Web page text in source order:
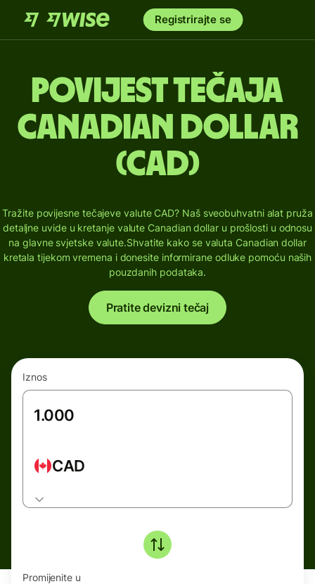
Registrirajte se
Povijest tečaja
Canadian dollar
(CAD)
Tražite povijesne tečajeve valute CAD? Naš sveobuhvatni alat pruža
detaljne uvide u kretanje valute Canadian dollar u prošlosti u odnosu
na glavne svjetske valute.Shvatite kako se valuta Canadian dollar
kretala tijekom vremena i donesite informirane odluke pomoću naših
pouzdanih podataka.
Pratite devizni tečaj
Iznos
CAD
Promijenite u